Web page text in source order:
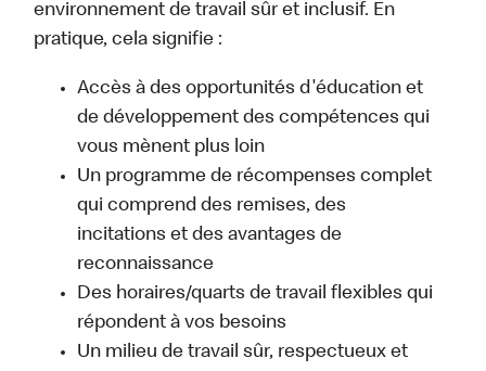
environnement de travail sûr et inclusif. En
pratique, cela signifie :
Accès à des opportunités d'éducation et
de développement des compétences qui
vous mènent plus loin
Un programme de récompenses complet
qui comprend des remises, des
incitations et des avantages de
reconnaissance
Des horaires/quarts de travail flexibles qui
répondent à vos besoins
Un milieu de travail sûr, respectueux et